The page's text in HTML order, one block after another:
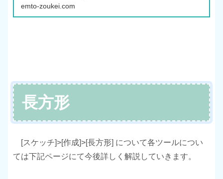
emto-zoukei.com
長方形
[スケッチ]>[作成]>[長方形] について各ツールについ
ては下記ページにて今後詳しく解説していきます。